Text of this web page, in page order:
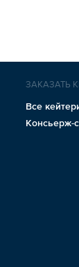
ЗАКАЗАТЬ
Все
Консьерж-